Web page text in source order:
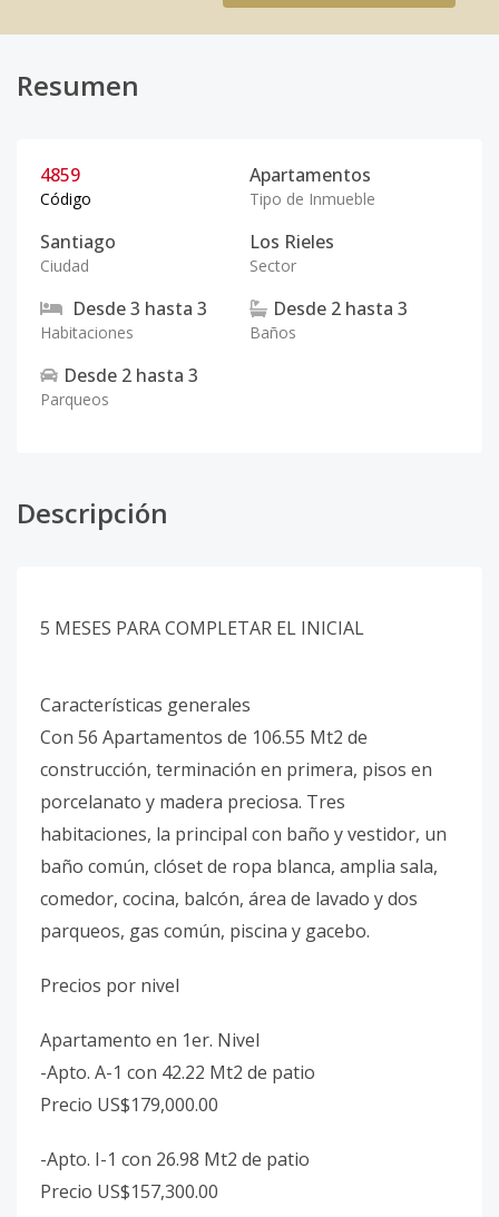
Resumen
4859
Código
Apartamentos
Tipo de Inmueble
Santiago
Ciudad
Los Rieles
Sector
Desde3 hasta 3
Habitaciones
Desde 2 hasta 3
Baños
Desde 2 hasta 3
Parqueos
Descripción
5 MESES PARA COMPLETAR EL INICIAL
Características generales
Con 56 Apartamentos de 106.55 Mt2 de
construcción, terminación en primera, pisos en
porcelanato y madera preciosa. Tres
habitaciones, la principal con baño y vestidor, un
baño común, clóset de ropa blanca, amplia sala,
comedor, cocina, balcón, área de lavado y dos
parqueos, gas común, piscina y gacebo.
Precios por nivel
Apartamento en 1er. Nivel
-Apto. A-1 con 42.22 Mt2 de patio
Precio US$179,000.00
-Apto. I-1 con 26.98 Mt2 de patio
Precio US$157,300.00